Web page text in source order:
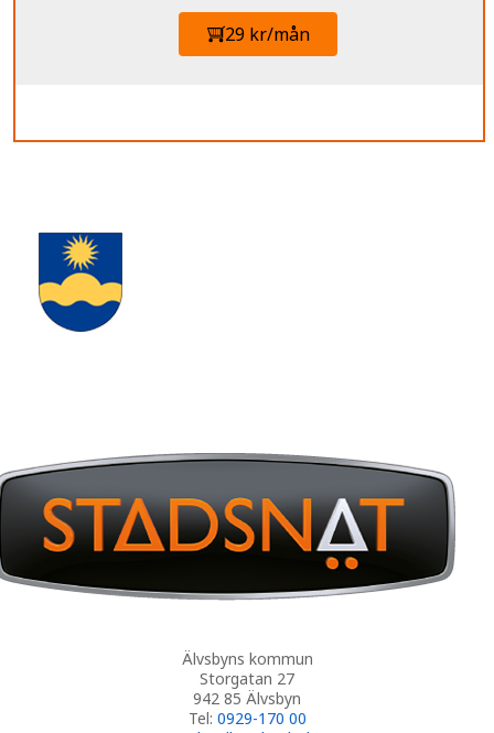
29 kr/mån
Älvsbyns kommun
Storgatan 27
942 85 Älvsbyn
Tel: 0929-170 00